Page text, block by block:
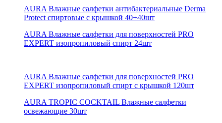
AURA Влажные салфетки антибактериальные Derma
Protect спиртовые с крышкой 40+40шт
AURA Влажные салфетки для поверхностей PRO
EXPERT изопропиловый спирт 24шт
AURA Влажные салфетки для поверхностей PRO
EXPERT изопропиловый спирт с крышкой 120шт
AURA TROPIC COCKTAIL Влажные салфетки
освежающие 30шт